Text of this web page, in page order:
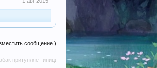
сообщение.)
инициативу • алкоголь наносит вред в любом